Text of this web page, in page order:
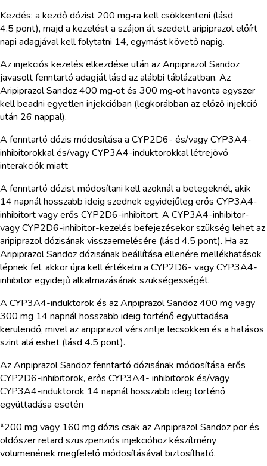
Kezdés: a kezdő dózist 200 mg‑ra kell csökkenteni (lásd
4.5 pont), majd a kezelést a szájon át szedett aripiprazol előírt
napi adagjával kell folytatni 14, egymást követő napig.
Az injekciós kezelés elkezdése után az Aripiprazol Sandoz
javasolt fenntartó adagját lásd az alábbi táblázatban. Az
Aripiprazol Sandoz 400 mg‑ot és 300 mg‑ot havonta egyszer
kell beadni egyetlen injekcióban (legkorábban az előző injekció
után 26 nappal).
A fenntartó dózis módosítása a CYP2D6- és/vagy CYP3A4-
inhibitorokkal és/vagy CYP3A4-induktorokkal létrejövő
interakciók miatt
A fenntartó dózist módosítani kell azoknál a betegeknél, akik
14 napnál hosszabb ideig szednek egyidejűleg erős CYP3A4-
inhibitort vagy erős CYP2D6-inhibitort. A CYP3A4-inhibitor-
vagy CYP2D6-inhibitor-kezelés befejezésekor szükség lehet az
aripiprazol dózisának visszaemelésére (lásd 4.5 pont). Ha az
Aripiprazol Sandoz dózisának beállítása ellenére mellékhatások
lépnek fel, akkor újra kell értékelni a CYP2D6- vagy CYP3A4-
inhibitor egyidejű alkalmazásának szükségességét.
A CYP3A4-induktorok és az Aripiprazol Sandoz 400 mg vagy
300 mg 14 napnál hosszabb ideig történő együttadása
kerülendő, mivel az aripiprazol vérszintje lecsökken és a hatásos
szint alá eshet (lásd 4.5 pont).
Az Aripiprazol Sandoz fenntartó dózisának módosítása erős
CYP2D6-inhibitorok, erős CYP3A4- inhibitorok és/vagy
CYP3A4-induktorok 14 napnál hosszabb ideig történő
együttadása esetén
*200 mg vagy 160 mg dózis csak az Aripiprazol Sandoz por és
oldószer retard szuszpenziós injekcióhoz készítmény
volumenének megfelelő módosításával biztosítható.